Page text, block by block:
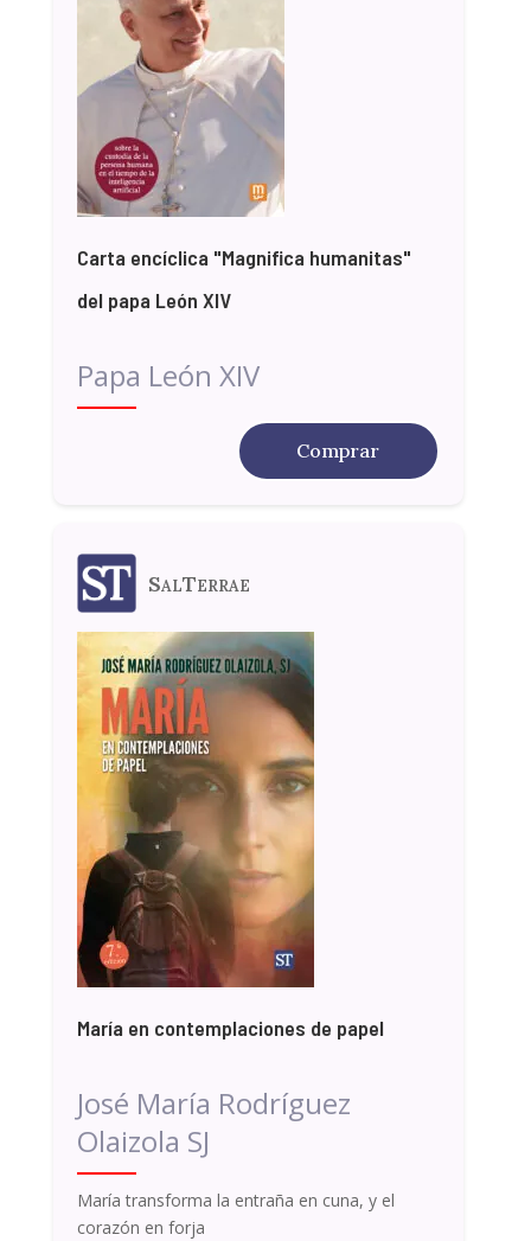
Carta encíclica "Magnifica humanitas"
del papa León XIV
Papa León XIV
Comprar
SalTerrae
María en contemplaciones de papel
José María Rodríguez
Olaizola SJ
María transforma la entraña en cuna, y el
corazón en forja